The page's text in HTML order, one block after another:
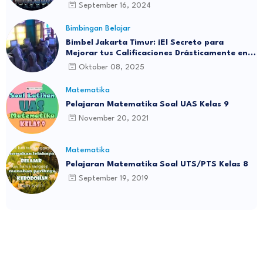
September 16, 2024
Bimbingan Belajar
Bimbel Jakarta Timur: ¡El Secreto para
Mejorar tus Calificaciones Drásticamente en 3
Meses!Oktober 08, 2025
Matematika
Pelajaran Matematika Soal UAS Kelas 9
November 20, 2021
Matematika
Pelajaran Matematika Soal UTS/PTS Kelas 8
September 19, 2019